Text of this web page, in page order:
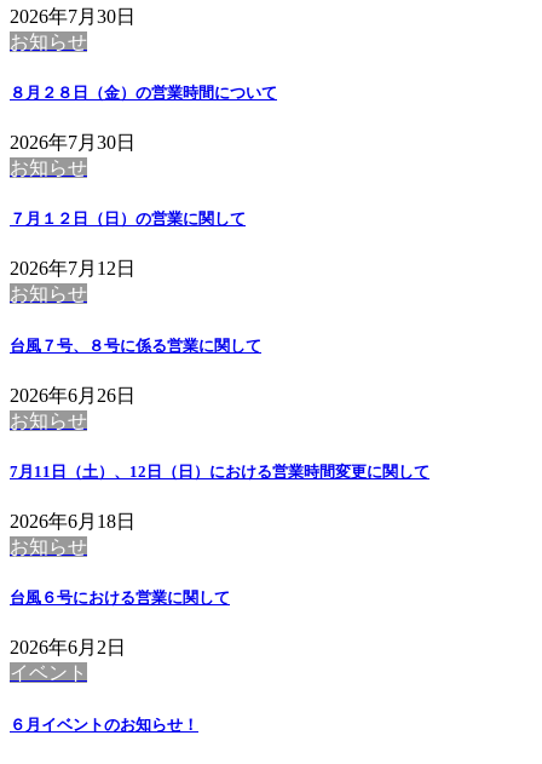
2026年7月30日
お知らせ
８月２８日（金）の営業時間について
2026年7月30日
お知らせ
７月１２日（日）の営業に関して
2026年7月12日
お知らせ
台風７号、８号に係る営業に関して
2026年6月26日
お知らせ
7月11日（土）、12日（日）における営業時間変更に関して
2026年6月18日
お知らせ
台風６号における営業に関して
2026年6月2日
イベント
６月イベントのお知らせ！